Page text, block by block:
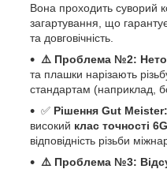
Вона проходить суворий
загартування, що гарантує
та довговічність.
⚠️ Проблема №2:
та плашки нарізають
стандартам (наприклад,
✅ Рішення Gut Meister:
високий клас точності 6G
відповідність різьби
⚠️ Проблема №3: